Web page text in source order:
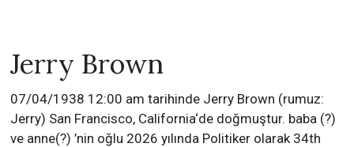
Jerry Brown
07/04/1938 12:00 am tarihinde Jerry Brown (rumuz:
Jerry) San Francisco, California‘de doğmuştur. baba (?)
ve anne(?) ’nin oğlu 2026 yılında Politiker olarak 34th